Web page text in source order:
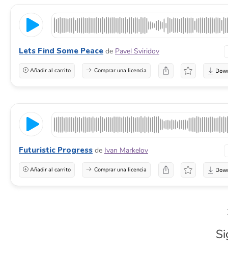
Lets Find Some Peace de Pavel Sviridov
Añadir al carrito Comprar una licencia
Futuristic Progress de Ivan Markelov
Añadir al carrito Comprar una licencia